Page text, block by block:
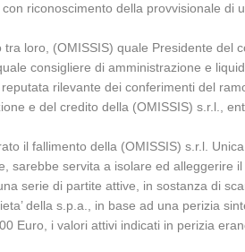
riconoscimento della provvisionale di
loro, (OMISSIS) quale Presidente del
consigliere di amministrazione e
rilevante dei conferimenti del
e del credito della (OMISSIS) s.r.l.,
il fallimento della (OMISSIS) s.r.l.
servita a isolare ed alleggerire
serie di partite attive, in sostanza di
della s.p.a., in base ad una perizia
i valori attivi indicati in perizia